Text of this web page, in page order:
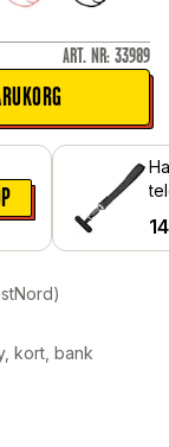
ART. NR: 33989
kort, bank